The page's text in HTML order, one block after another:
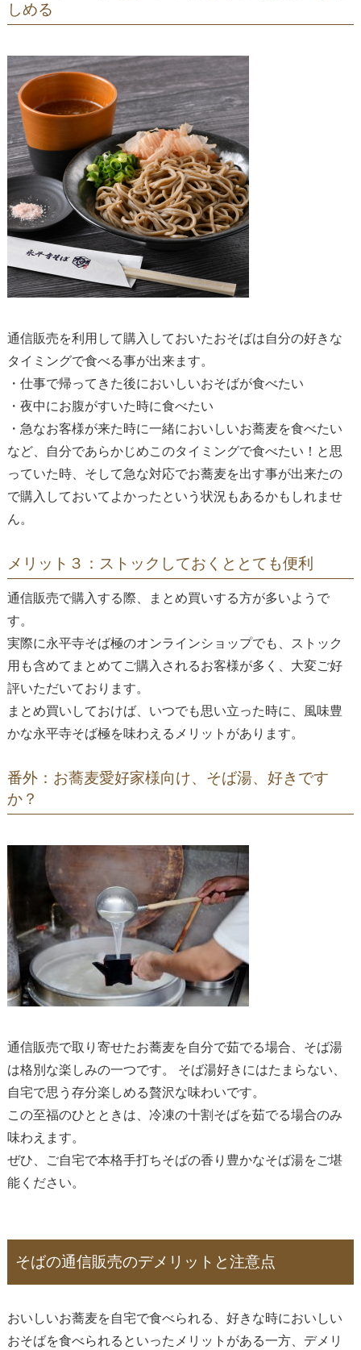
しめる
通信販売を利用して購入しておいたおそばは自分の好きな
タイミングで食べる事が出来ます。
・仕事で帰ってきた後においしいおそばが食べたい
・夜中にお腹がすいた時に食べたい
・急なお客様が来た時に一緒においしいお蕎麦を食べたい
など、自分であらかじめこのタイミングで食べたい！と思
っていた時、そして急な対応でお蕎麦を出す事が出来たの
で購入しておいてよかったという状況もあるかもしれませ
ん。
メリット３：ストックしておくととても便利
通信販売で購入する際、まとめ買いする方が多いようで
す。
実際に永平寺そば極のオンラインショップでも、ストック
用も含めてまとめてご購入されるお客様が多く、大変ご好
評いただいております。
まとめ買いしておけば、いつでも思い立った時に、風味豊
かな永平寺そば極を味わえるメリットがあります。
番外：お蕎麦愛好家様向け、そば湯、好きです
か？
通信販売で取り寄せたお蕎麦を自分で茹でる場合、そば湯
は格別な楽しみの一つです。 そば湯好きにはたまらない、
自宅で思う存分楽しめる贅沢な味わいです。
この至福のひとときは、冷凍の十割そばを茹でる場合のみ
味わえます。
ぜひ、ご自宅で本格手打ちそばの香り豊かなそば湯をご堪
能ください。
そばの通信販売のデメリットと注意点
おいしいお蕎麦を自宅で食べられる、好きな時においしい
おそばを食べられるといったメリットがある一方、デメリ